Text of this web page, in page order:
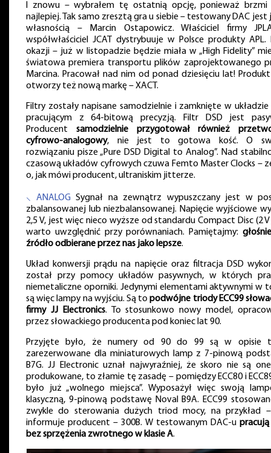
I znowu – wybrałem tę ostatnią opcję, ponieważ brzmi
najlepiej. Tak samo zresztą gra u siebie – testowany DAC jest
własnością – Marcin Ostapowicz. Właściciel firmy
współwłaściciel JCAT dystrybuuje w Polsce produkty APL.
okazji – już w listopadzie będzie miała w „High Fidelity”
światowa premiera transportu plików zaprojektowanego
Marcina. Pracował nad nim od ponad dziesięciu lat!
otworzy też nową markę – XACT.
Filtry zostały napisane samodzielnie i zamknięte w układzie
pracującym z 64-bitową precyzją. Filtr DSD jest
Producent samodzielnie przygotował również
cyfrowo-analogowy, nie jest to gotowa kość. O
rozwiązaniu pisze „Pure DSD Digital to Analog”. Nad
czasową układów cyfrowych czuwa Femto Master Clocks –
o, jak mówi producent, ultraniskim jitterze.
⸜ ANALOG Sygnał na zewnątrz wypuszczany jest w
zbalansowanej lub niezbalansowanej. Napięcie wyjściowe
2,5 V, jest więc nieco wyższe od standardu Compact Disc (2
warto uwzględnić przy porównaniach. Pamiętajmy:
źródło odbierane przez nas jako lepsze.
Układ konwersji prądu na napięcie oraz filtracja DSD
został przy pomocy układów pasywnych, w których
niemetaliczne oporniki. Jedynymi elementami aktywnymi w
są więc lampy na wyjściu. Są topodwójne triody ECC99
firmy JJ Electronics. To stosunkowo nowy model,
przez słowackiego producenta pod koniec lat 90.
Przyjęte było, że numery od 90 do 99 są w opisie
zarezerwowane dla miniaturowych lamp z 7-pinową
B7G. JJ Electronic uznał najwyraźniej, że skoro nie są
produkowane, to złamie tę zasadę – pomiędzy ECC80 i
było już „wolnego miejsca”. Wyposażył więc swoją
klasyczną, 9-pinową podstawę Noval B9A. ECC99
zwykle do sterowania dużych triod mocy, na przykład
informuje producent – 300B. W testowanym DAC-u
bez sprzężenia zwrotnego w klasie A.